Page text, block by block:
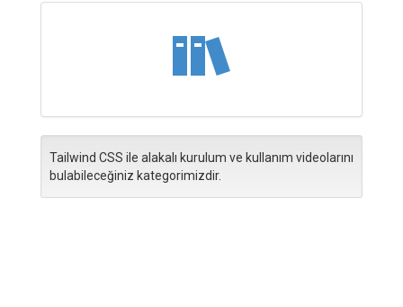
Tailwind CSS ile alakalı kurulum ve kullanım videolarını
bulabileceğiniz kategorimizdir.